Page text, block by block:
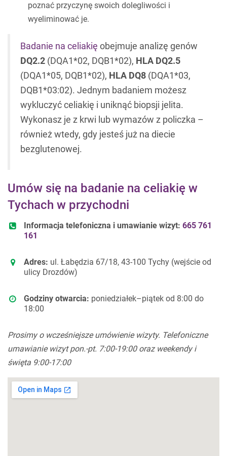
poznać przyczynę swoich dolegliwości i
wyeliminować je.
Badanie na celiakię obejmuje analizę genów
DQ2.2 (DQA1*02, DQB1*02), HLA DQ2.5
(DQA1*05, DQB1*02), HLA DQ8 (DQA1*03,
DQB1*03:02). Jednym badaniem możesz
wykluczyć celiakię i uniknąć biopsji jelita.
Wykonasz je z krwi lub wymazów z policzka –
również wtedy, gdy jesteś już na diecie
bezglutenowej.
Umów się na badanie na celiakię w
Tychach w przychodni
Informacja telefoniczna i umawianie wizyt: 665 761
161
Adres: ul. Łabędzia 67/18, 43-100 Tychy (wejście od
ulicy Drozdów)
Godziny otwarcia: poniedziałek–piątek od 8:00 do
18:00
Prosimy o wcześniejsze umówienie wizyty. Telefoniczne
umawianie wizyt pon.-pt. 7:00-19:00 oraz weekendy i
święta 9:00-17:00